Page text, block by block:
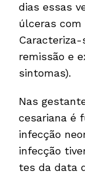
dias essas
úlceras com
remissão e
sintomas).
Nas
cesariana é
infecção
infecção
tes da data